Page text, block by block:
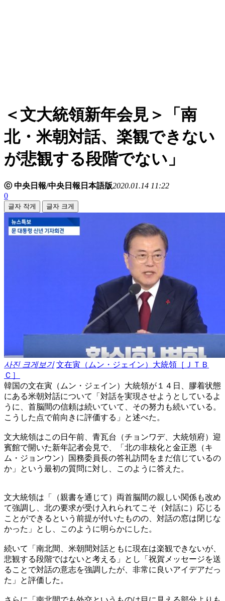
＜文大統領新年会見＞「南
北・米朝対話、楽観できない
が悲観する段階でない」
ⓒ 中央日報/中央日報日本語版2020.01.14 11:22
0
글자 작게 글자 크게
사진 크게보기 文在寅（ムン・ジェイン）大統領［ＪＴＢ
Ｃ］
韓国の文在寅（ムン・ジェイン）大統領が１４日、膠着状態
にある米朝対話について「対話を実現させようとしているよ
うに、首脳間の信頼は続いていて、その努力も続いている。
こうした点で前向きに評価する」と述べた。
文大統領はこの日午前、青瓦台（チョンワデ、大統領府）迎
賓館で開いた新年記者会見で、「北の非核化と金正恩（キ
ム・ジョンウン）国務委員長の答礼訪問をまだ信じているの
か」という最初の質問に対し、このように答えた。
文大統領は「（親書を通じて）両首脳間の親しい関係も改め
て強調し、北の要求が受け入れられてこそ（対話に）応じる
ことができるという前提が付いたものの、対話の窓は閉じな
かった」とし、このように明らかにした。
続いて「南北間、米朝間対話ともに現在は楽観できないが、
悲観する段階ではないと考える」とし「祝賀メッセージを送
ることで対話の意志を強調したが、非常に良いアイデアだっ
た」と評価した。